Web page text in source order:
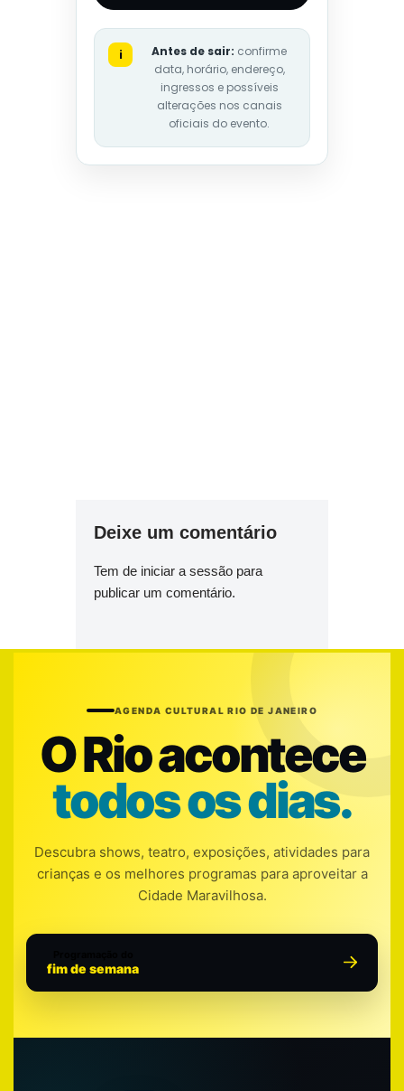
i Antes de sair: confirme
data, horário, endereço,
ingressos e possíveis
alterações nos canais
oficiais do evento.
Deixe um comentário
Tem de iniciar a sessão para
publicar um comentário.
AGENDA CULTURAL RIO DE JANEIRO
O Rio acontece
todos os dias.
Descubra shows, teatro, exposições, atividades para
crianças e os melhores programas para aproveitar a
Cidade Maravilhosa.
fim de semana